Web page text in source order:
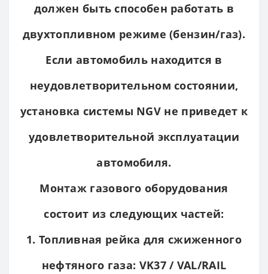
должен быть способен работать в
двухтопливном режиме (бензин/газ).
Если автомобиль находится в
неудовлетворительном состоянии,
установка системы NGV не приведет к
удовлетворительной эксплуатации
автомобиля.
Монтаж газового оборудования
состоит из следующих частей:
1. Топливная рейка для сжиженного
нефтяного газа: VK37 / VAL/RAIL